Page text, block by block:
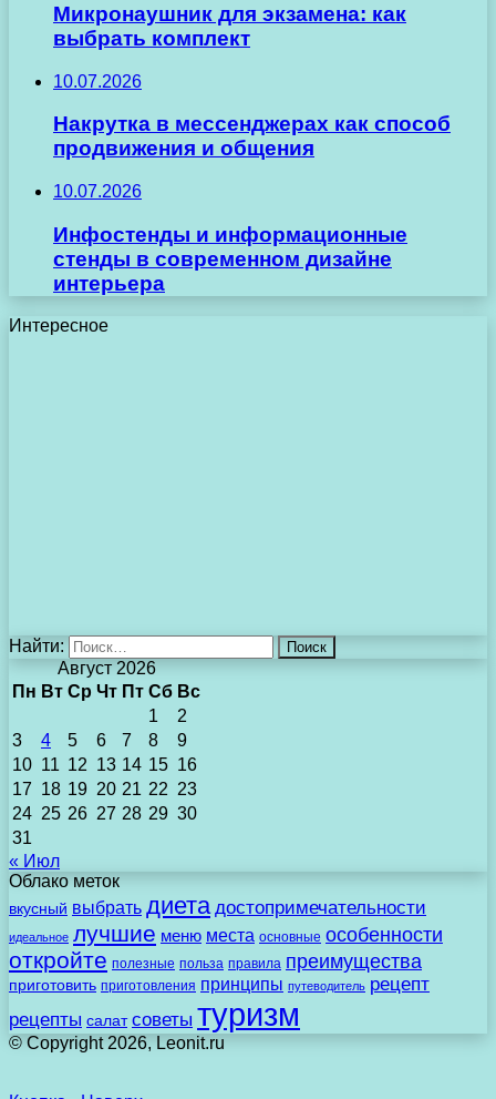
Микронаушник для экзамена: как
выбрать комплект
10.07.2026
Накрутка в мессенджерах как способ
продвижения и общения
10.07.2026
Инфостенды и информационные
стенды в современном дизайне
интерьера
Интересное
Найти:
Август 2026
Пн Вт Ср Чт Пт Сб Вс
1
2
3
4 5 6 7 8
9
10 11 12 13 14 15 16
17 18 19 20 21 22 23
24 25 26 27 28 29 30
31
« Июл
Облако меток
вкусный выбрать диета достопримечательности
идеальное лучшие меню места основные особенности
откройте полезные польза правила преимущества
приготовить приготовления принципы путеводитель рецепт
рецепты салат советы туризм
© Copyright 2026, Leonit.ru